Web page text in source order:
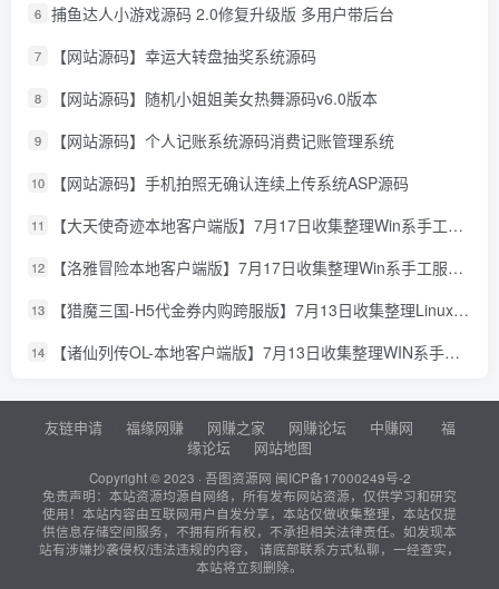
6 捕鱼达人小游戏源码 2.0修复升级版 多用户带后台
7 【网站源码】幸运大转盘抽奖系统源码
8 【网站源码】随机小姐姐美女热舞源码v6.0版本
9 【网站源码】个人记账系统源码消费记账管理系统
10 【网站源码】手机拍照无确认连续上传系统ASP源码
11 【大天使奇迹本地客户端版】7月17日收集整理Win系手工服务端-怀旧奇迹页游-详细文本搭建教程-GM授权管理后台-PC客户端
12 【洛雅冒险本地客户端版】7月17日收集整理Win系手工服务端-经典冒险页游-详细文本搭建教程-PC客户端
13 【猎魔三国-H5代金券内购跨服版】7月13日收集整理Linux手工服务端-典藏卡牌回合手游-详细文本搭建教程-通用视频教程-GM管理授权后台-简易安卓客户端
14 【诸仙列传OL-本地客户端版】7月13日收集整理WIN系手工服务端-经典修真页游-详细文本搭建教程-GM工具-PC客户端
友链申请 福缘网赚 网赚之家 网赚论坛 中赚网
福
缘论坛
网站地图
Copyright © 2023 · 吾图资源网 闽ICP备17000249号-2
免责声明：本站资源均源自网络，所有发布网站资源，仅供学习和研究
使用！本站内容由互联网用户自发分享，本站仅做收集整理，本站仅提
供信息存储空间服务，不拥有所有权，不承担相关法律责任。如发现本
站有涉嫌抄袭侵权/违法违规的内容， 请底部联系方式私聊，一经查实，
本站将立刻删除。